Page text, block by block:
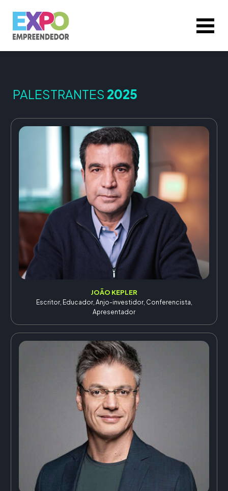
PALESTRANTES 2025
JOÃO KEPLER
Escritor, Educador, Anjo-investidor, Conferencista,
Apresentador